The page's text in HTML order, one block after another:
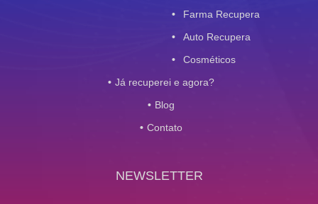
Farma Recupera
Auto Recupera
Cosméticos
Já recuperei e agora?
Blog
Contato
NEWSLETTER